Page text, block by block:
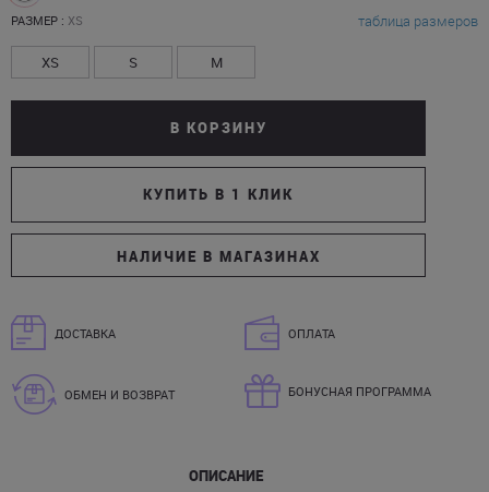
РАЗМЕР : XS таблица размеров
XS S M
В КОРЗИНУ
КУПИТЬ В 1 КЛИК
НАЛИЧИЕ В МАГАЗИНАХ
ДОСТАВКА ОПЛАТА
ОБМЕН И ВОЗВРАТ БОНУСНАЯ ПРОГРАММА
ОПИСАНИЕ